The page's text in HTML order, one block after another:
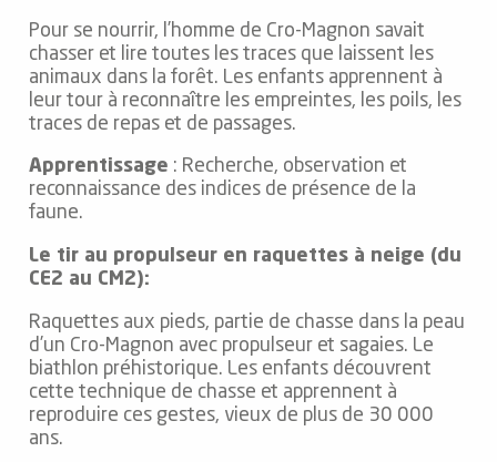
Pour se nourrir, l’homme de Cro-Magnon savait
chasser et lire toutes les traces que laissent les
animaux dans la forêt. Les enfants apprennent à
leur tour à reconnaître les empreintes, les poils, les
traces de repas et de passages.
Apprentissage : Recherche, observation et
reconnaissance des indices de présence de la
faune.
Le tir au propulseur en raquettes à neige (du
CE2 au CM2):
Raquettes aux pieds, partie de chasse dans la peau
d’un Cro-Magnon avec propulseur et sagaies. Le
biathlon préhistorique. Les enfants découvrent
cette technique de chasse et apprennent à
reproduire ces gestes, vieux de plus de 30 000
ans.